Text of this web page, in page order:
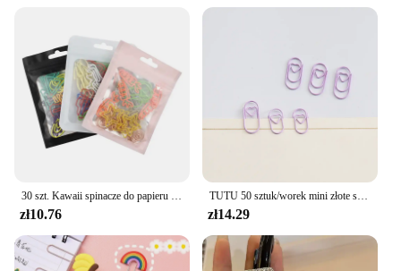
30 szt. Kawaii spinacze do papieru zakładka artykuły papiernicze księga gości gadżet szkolne artykuły biurowe urocze akcesoria do wygładzania biurka
zł10.76
TUTU 50 sztuk/worek mini złote serce różowe złoto kolor klip zakładki binder klip akcesoria biurowe spinacze do papieru Patchwork klip H0481
zł14.29